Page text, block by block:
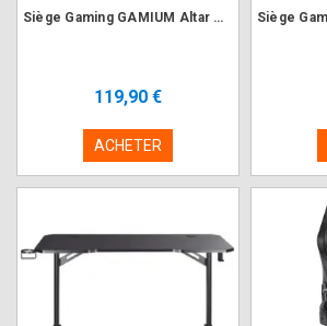
Siège Gaming GAMIUM Altar Noir finition PU diamant
119,90 €
ACHETER